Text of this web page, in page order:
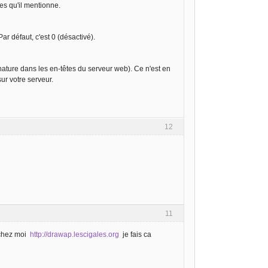
qu'il mentionne.
défaut, c'est 0 (désactivé).
dans les en-têtes du serveur web). Ce n'est en
votre serveur.
12
11
moi http://drawap.lescigales.org je fais ca